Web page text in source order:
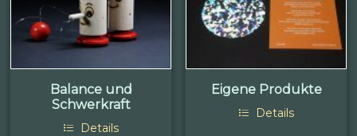
Balance und
Schwerkraft
Details
Eigene Produkte
Details